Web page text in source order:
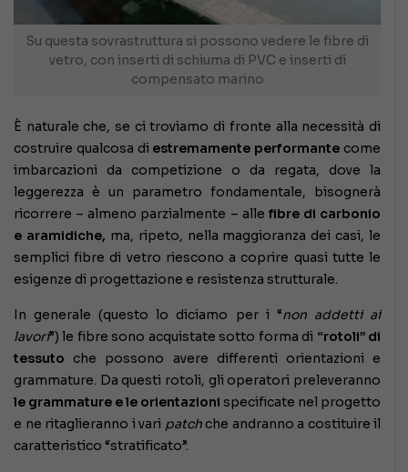
Su questa sovrastruttura si possono vedere le fibre di
vetro, con inserti di schiuma di PVC e inserti di
compensato marino
È naturale che, se ci troviamo di fronte alla necessità di
costruire qualcosa di estremamente performante come
imbarcazioni da competizione o da regata, dove la
leggerezza è un parametro fondamentale, bisognerà
ricorrere – almeno parzialmente – alle fibre di carbonio
e aramidiche, ma, ripeto, nella maggioranza dei casi, le
semplici fibre di vetro riescono a coprire quasi tutte le
esigenze di progettazione e resistenza strutturale.
In generale (questo lo diciamo per i “non addetti ai
lavori”) le fibre sono acquistate sotto forma di “rotoli” di
tessuto che possono avere differenti orientazioni e
grammature. Da questi rotoli, gli operatori preleveranno
le grammature e le orientazioni specificate nel progetto
e ne ritaglieranno i vari patchche andranno a costituire il
caratteristico “stratificato”.